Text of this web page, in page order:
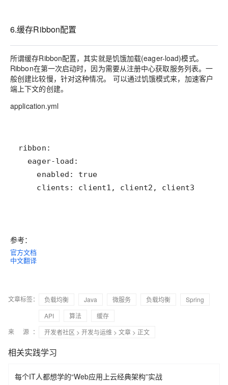
6.缓存Ribbon配置
所谓缓存Ribbon配置，其实就是饥饿加载(eager-load)模式。
Ribbon在第一次启动时，因为需要从注册中心获取服务列表。一
般创建比较慢，针对这种情况。 可以通过饥饿模式来，加速客户
端上下文的创建。
application.yml
    enabled: true
    clients: client1, client2, client3
参考：
官方文档
中文翻译
文章标签： 负载均衡 Java 微服务 负载均衡
Spring
API
算法
缓存
来 源：
开发者社区 > 开发与运维 > 文章 > 正文
相关实践学习
每个IT人都想学的“Web应用上云经典架构”实战